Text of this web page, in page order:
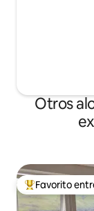
Otros
Favorito entre
Favorito